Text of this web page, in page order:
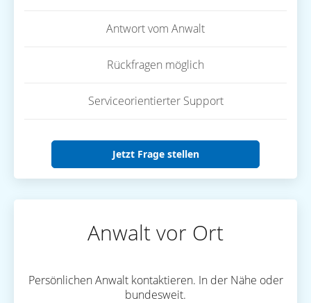
Antwort vom Anwalt
Rückfragen möglich
Serviceorientierter Support
Jetzt Frage stellen
Anwalt vor Ort
Persönlichen Anwalt kontaktieren. In der Nähe oder
bundesweit.